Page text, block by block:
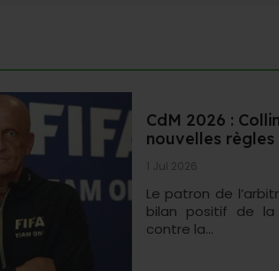
CdM 2026 :
nouvelles règles
1 Jul 2026
Le patron de
bilan positif de la
contre la...